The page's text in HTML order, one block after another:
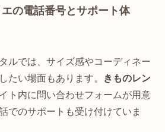
の電話番号とサポート体
ルでは、サイズ感やコーディネー
たい場面もあります。
きものレン
ト内に問い合わせフォームが用意
でのサポートも受け付けていま